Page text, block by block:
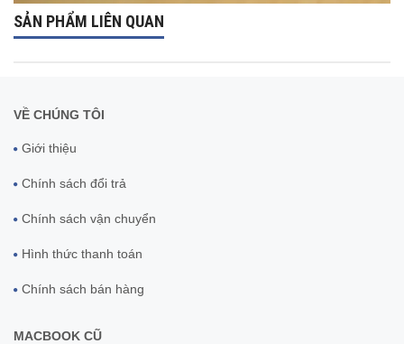
SẢN PHẨM LIÊN QUAN
VỀ CHÚNG TÔI
Giới thiệu
Chính sách đổi trả
Chính sách vận chuyển
Hình thức thanh toán
Chính sách bán hàng
MACBOOK CŨ